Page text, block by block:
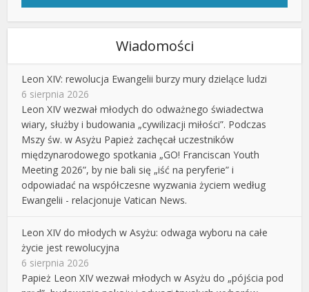
Wiadomości
Leon XIV: rewolucja Ewangelii burzy mury dzielące ludzi
6 sierpnia 2026
Leon XIV wezwał młodych do odważnego świadectwa
wiary, służby i budowania „cywilizacji miłości”. Podczas
Mszy św. w Asyżu Papież zachęcał uczestników
międzynarodowego spotkania „GO! Franciscan Youth
Meeting 2026”, by nie bali się „iść na peryferie” i
odpowiadać na współczesne wyzwania życiem według
Ewangelii - relacjonuje Vatican News.
Leon XIV do młodych w Asyżu: odwaga wyboru na całe
życie jest rewolucyjna
6 sierpnia 2026
Papież Leon XIV wezwał młodych w Asyżu do „pójścia pod